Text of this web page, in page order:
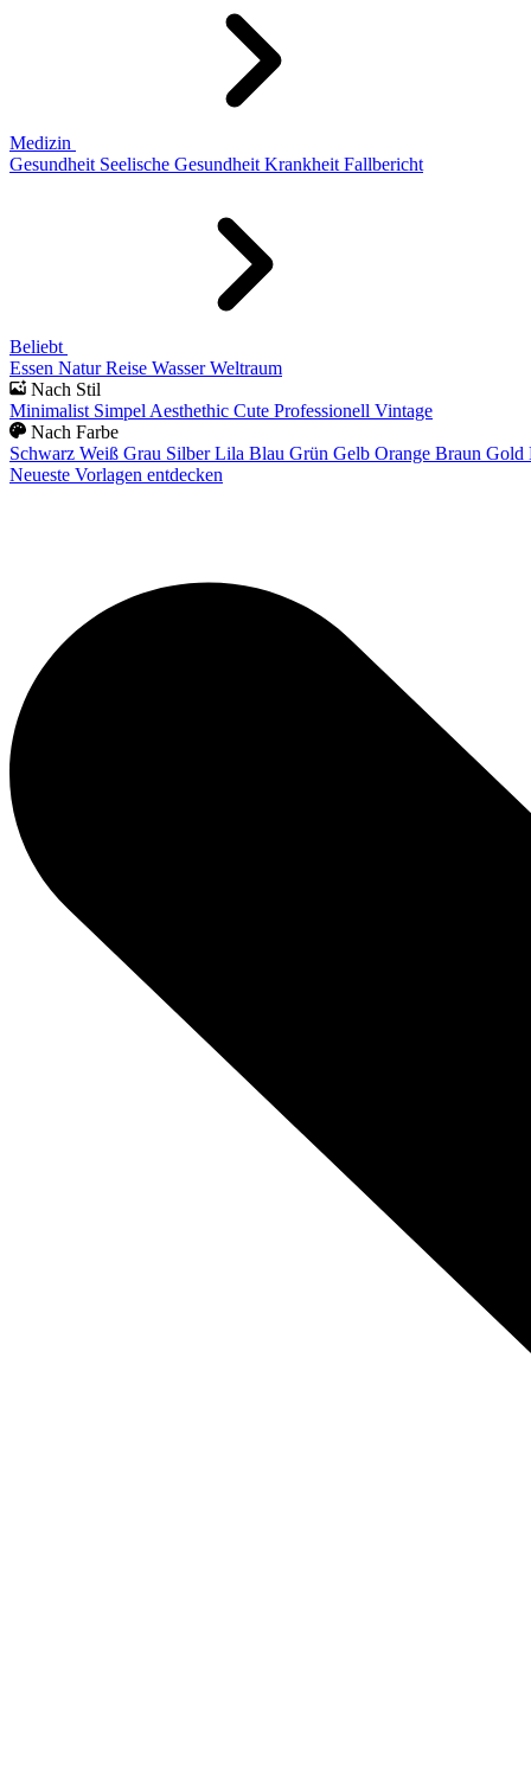
Medizin
Gesundheit Seelische Gesundheit Krankheit Fallbericht
Beliebt
Essen Natur Reise Wasser Weltraum
Nach Stil
Minimalist Simpel Aesthethic Cute Professionell Vintage
Nach Farbe
Schwarz Weiß Grau Silber Lila Blau Grün Gelb Orange Braun Gold
Neueste Vorlagen entdecken